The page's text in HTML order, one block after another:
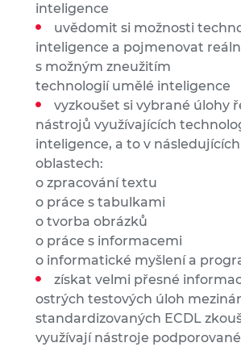
inteligence
uvědomit si možnosti
inteligence a pojmenovat
s možným zneužitím
technologií umělé inteligence
vyzkoušet si vybrané úlohy
nástrojů využívajících
inteligence, a to v následujících
oblastech:
o zpracování textu
o práce s tabulkami
o tvorba obrázků
o práce s informacemi
o informatické myšlení a
získat velmi přesné
ostrých testových úloh
standardizovaných ECDL
využívají nástroje